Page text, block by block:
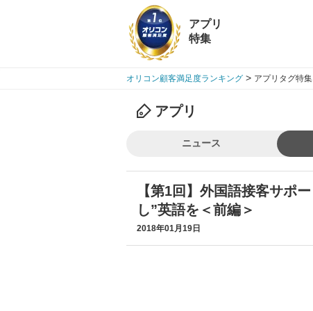
アプリ
特集
オリコン顧客満足度ランキング > アプリタグ特
アプリ
ニュース
【第1回】外国語接客サポ
し”英語を＜前編＞
2018年01月19日